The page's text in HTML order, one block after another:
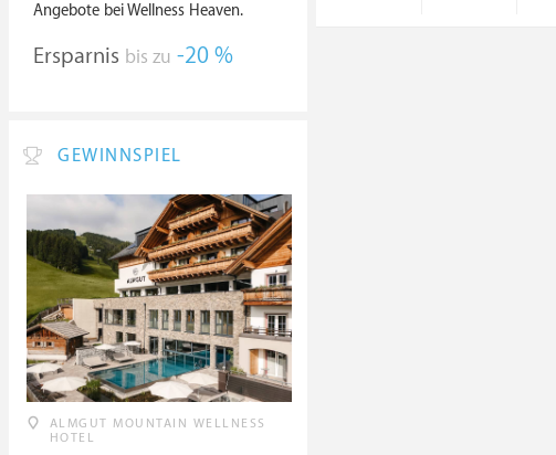
Angebote bei Wellness Heaven.
Ersparnis bis zu -20 %
GEWINNSPIEL
ALMGUT MOUNTAIN WELLNESS
HOTEL